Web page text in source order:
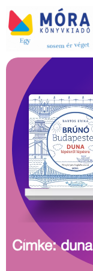
Címke: duna